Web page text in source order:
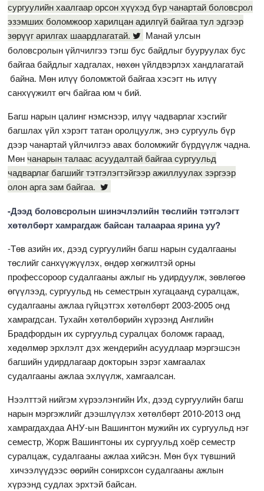
сургуулийн хаалгаар орсон хүүхэд бүр чанартай боловсрол
эзэмших боломжоор харилцан адилгүй байгаа тул эдгээр
зөрүүг арилгах шаардлагатай.
Манай улсын
боловсролын үйлчилгээ тэгш бус байдлыг бууруулах бус
байгаа байдлыг хадгалах, нөхөн үйлдвэрлэх хандлагатай
байна. Мөн илүү боломжтой байгаа хэсэгт нь илүү
санхүүжилт өгч байгаа юм ч бий.
Багш нарын цалинг нэмснээр, илүү чадварлаг хэсгийг
багшлах үйл хэрэгт татан оролцуулж, энэ сургууль бүр
дээр чанартай үйлчилгээ авах боломжийг бүрдүүлж чадна.
Мөн чанарын талаас асуудалтай байгаа сургуульд
чадварлаг багшийг тэтгэлэгтэйгээр ажиллуулах зэргээр
олон арга зам байгаа.
-Дээд боловсролын шинэчлэлийн төслийн тэтгэлэгт
хөтөлбөрт хамрагдаж байсан талаараа ярина уу?
-Төв азийн их, дээд сургуулийн багш нарын судалгааны
төслийг санхүүжүүлэх, өндөр хөгжилтэй орны
профессороор судалгааны ажлыг нь удирдуулж, зөвлөгөө
өгүүлээд, сургуульд нь семестрын хугацаанд суралцаж,
судалгааны ажлаа гүйцэтгэх хөтөлбөрт 2003-2005 онд
хамрагдсан. Тухайн хөтөлбөрийн хүрээнд Английн
Брадфордын их сургуульд суралцах боломж гараад,
хөдөлмөр эрхлэлт дэх жендерийн асуудлаар мэргэшсэн
багшийн удирдлагаар докторын зэрэг хамгаалах
судалгааны ажлаа эхлүүлж, хамгаалсан.
Нээлттэй нийгэм хүрээлэнгийн Их, дээд сургуулийн багш
нарын мэргэжлийг дээшлүүлэх хөтөлбөрт 2010-2013 онд
хамрагдахдаа АНУ-ын Вашингтон мужийн их сургуульд нэг
семестр, Жорж Вашингтоны их сургуульд хоёр семестр
суралцаж, судалгааны ажлаа хийсэн. Мөн бүх түвшний
хичээлүүдээс өөрийн сонирхсон судалгааны ажлын
хүрээнд судлах эрхтэй байсан.